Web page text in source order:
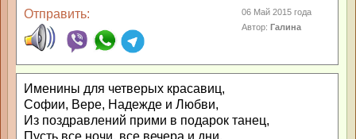
Отправить:
06 Май 2015 года
Автор:Галина
Именины для четверых красавиц,
Софии, Вере, Надежде и Любви,
Из поздравлений прими в подарок танец,
Пусть все ночи, все вечера и дни,